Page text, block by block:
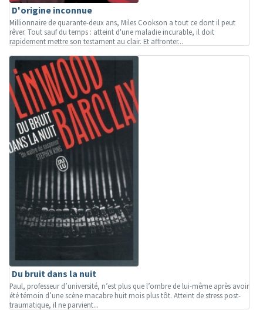
D'origine inconnue
Millionnaire de quarante-deux ans, Miles Cookson a tout ce dont il peut
rêver. Tout sauf du temps : atteint d'une maladie incurable, il doit
rapidement mettre son testament au clair. Et affronter...
Du bruit dans la nuit
Paul, professeur d’université, n’est plus que l’ombre de lui-même après avoir
été témoin d’une scène macabre huit mois plus tôt. Atteint de stress post-
traumatique, il ne parvient...